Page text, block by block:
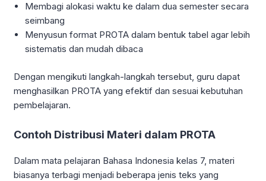
Membagi alokasi waktu ke dalam dua semester secara
seimbang
Menyusun format PROTA dalam bentuk tabel agar lebih
sistematis dan mudah dibaca
Dengan mengikuti langkah-langkah tersebut, guru dapat
menghasilkan PROTA yang efektif dan sesuai kebutuhan
pembelajaran.
Contoh Distribusi Materi dalam PROTA
Dalam mata pelajaran Bahasa Indonesia kelas 7, materi
biasanya terbagi menjadi beberapa jenis teks yang